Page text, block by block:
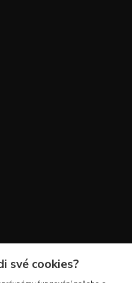
své cookies?